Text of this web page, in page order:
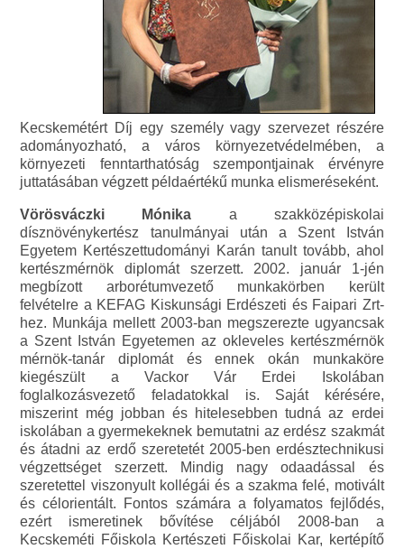
Kecskemétért Díj egy személy vagy szervezet részére
adományozható, a város környezetvédelmében, a
környezeti fenntarthatóság szempontjainak érvényre
juttatásában végzett példaértékű munka elismeréseként.
Vörösváczki Mónika a szakközépiskolai
dísznövénykertész tanulmányai után a Szent István
Egyetem Kertészettudományi Karán tanult tovább, ahol
kertészmérnök diplomát szerzett. 2002. január 1-jén
megbízott arborétumvezető munkakörben került
felvételre a KEFAG Kiskunsági Erdészeti és Faipari Zrt-
hez. Munkája mellett 2003-ban megszerezte ugyancsak
a Szent István Egyetemen az okleveles kertészmérnök
mérnök-tanár diplomát és ennek okán munkaköre
kiegészült a Vackor Vár Erdei Iskolában
foglalkozásvezető feladatokkal is. Saját kérésére,
miszerint még jobban és hitelesebben tudná az erdei
iskolában a gyermekeknek bemutatni az erdész szakmát
és átadni az erdő szeretetét 2005-ben erdésztechnikusi
végzettséget szerzett. Mindig nagy odaadással és
szeretettel viszonyult kollégái és a szakma felé, motivált
és célorientált. Fontos számára a folyamatos fejlődés,
ezért ismeretinek bővítése céljából 2008-ban a
Kecskeméti Főiskola Kertészeti Főiskolai Kar, kertépítő